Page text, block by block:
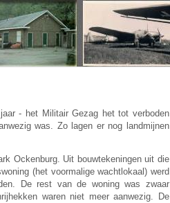
- het Militair Gezag het tot verboden
was. Zo lagen er nog landmijnen
Ockenburg. Uit bouwtekeningen uit die
(het voormalige wachtlokaal) werd
De rest van de woning was zwaar
waren niet meer aanwezig. De